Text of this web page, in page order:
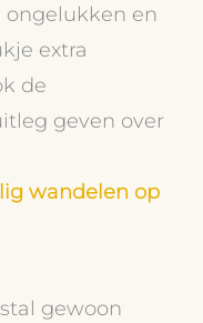
ongelukken en
extra
de
geven over
wandelen op
gewoon